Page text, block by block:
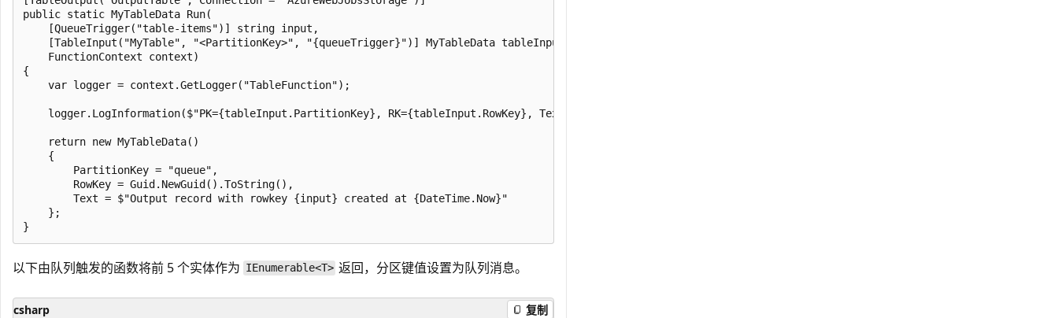
public static MyTableData Run(
    [QueueTrigger("table-items")] string input,
    [TableInput("MyTable", "<PartitionKey>", "{queueTrigger}")] MyTableData tableInput,
    FunctionContext context)
{
    var logger = context.GetLogger("TableFunction");
    logger.LogInformation($"PK={tableInput.PartitionKey}, RK={tableInput.RowKey}, Text={tableInput.Text}");
    return new MyTableData()
    {
        PartitionKey = "queue",
        RowKey = Guid.NewGuid().ToString(),
        Text = $"Output record with rowkey {input} created at {DateTime.Now}"
    };
以下由队列触发的函数将前 5 个实体作为 IEnumerable<T> 返回，分区键值设置为队列消息。
csharp 复制